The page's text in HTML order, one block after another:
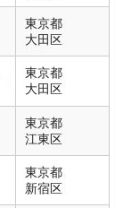
東京都
大田区
東京都
大田区
東京都
江東区
東京都
新宿区